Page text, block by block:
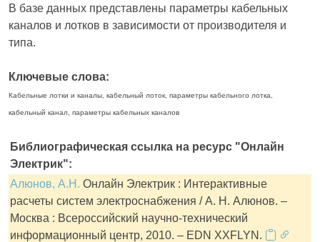
В базе данных представлены параметры кабельных
каналов и лотков в зависимости от производителя и
типа.
Ключевые слова:
Кабельные лотки и каналы, кабельный лоток, параметры кабельного лотка,
кабельный канал, параметры кабельных каналов
Библиографическая ссылка на ресурс "Онлайн
Электрик":
Алюнов, А.Н. Онлайн Электрик : Интерактивные
расчеты систем электроснабжения / А. Н. Алюнов. –
Москва : Всероссийский научно-технический
информационный центр, 2010. – EDN XXFLYN.